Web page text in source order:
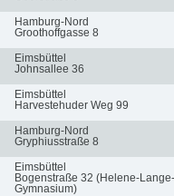
Hamburg-Nord
Groothoffgasse 8
Eimsbüttel
Johnsallee 36
Eimsbüttel
Harvestehuder Weg 99
Hamburg-Nord
Gryphiusstraße 8
Eimsbüttel
Bogenstraße 32 (Helene-Lange-
Gymnasium)